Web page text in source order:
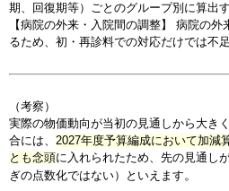
期、回復期等）ごとのグループ別に算出
【病院の外来・入院間の調整】
病院の外
るため、初・再診料での対応だけでは不
（考察）
実際の物価動向が当初の見通しから大き
合には、 2027年度予算編成において加減
とも念頭に入れられたため、先の見通し
ぎの点数化ではない）といえます 。